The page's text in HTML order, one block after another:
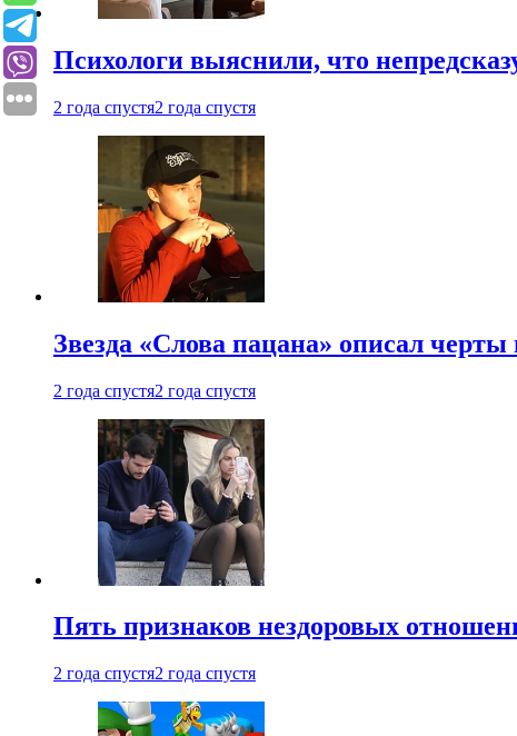
Психологи выяснили, что
2 года спустя2 года спустя
Звезда «Слова пацана» описал
2 года спустя2 года спустя
Пять признаков нездоровых
2 года спустя2 года спустя